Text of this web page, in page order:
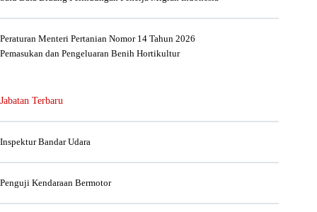
Peraturan Menteri Pertanian Nomor 14 Tahun 2026
Pemasukan dan Pengeluaran Benih Hortikultur
Jabatan Terbaru
Inspektur Bandar Udara
Penguji Kendaraan Bermotor